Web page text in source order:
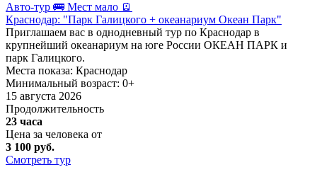
Авто-тур 🚌 Мест мало 🪫
Краснодар: "Парк Галицкого + океанариум Океан Парк"
Приглашаем вас в однодневный тур по Краснодар в
крупнейший океанариум на юге России ОКЕАН ПАРК и
парк Галицкого.
Места показа: Краснодар
Минимальный возраст: 0+
15 августа 2026
Продолжительность
23 часа
Цена за человека от
3 100 руб.
Смотреть тур